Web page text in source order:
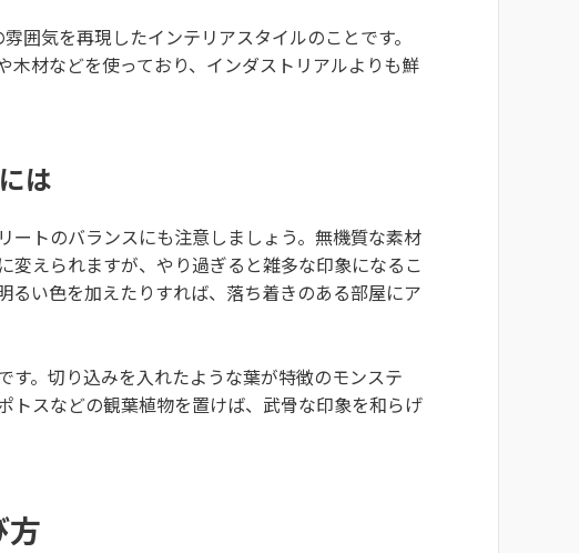
囲気を再現したインテリアスタイルのことです。
材などを使っており、インダストリアルよりも鮮
は
ートのバランスにも注意しましょう。無機質な素材
変えられますが、やり過ぎると雑多な印象になるこ
るい色を加えたりすれば、落ち着きのある部屋にア
。切り込みを入れたような葉が特徴のモンステ
トスなどの観葉植物を置けば、武骨な印象を和らげ
方